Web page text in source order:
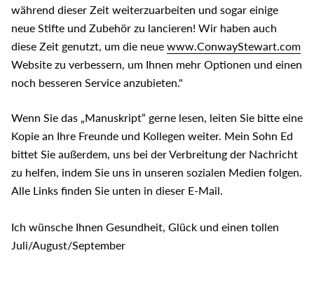
während dieser Zeit weiterzuarbeiten und sogar einige
neue Stifte und Zubehör zu lancieren! Wir haben auch
diese Zeit genutzt, um die neue www.ConwayStewart.com
Website zu verbessern, um Ihnen mehr Optionen und einen
noch besseren Service anzubieten."
Wenn Sie das „Manuskript“ gerne lesen, leiten Sie bitte eine
Kopie an Ihre Freunde und Kollegen weiter. Mein Sohn Ed
bittet Sie außerdem, uns bei der Verbreitung der Nachricht
zu helfen, indem Sie uns in unseren sozialen Medien folgen.
Alle Links finden Sie unten in dieser E-Mail.
Ich wünsche Ihnen Gesundheit, Glück und einen tollen
Juli/August/September